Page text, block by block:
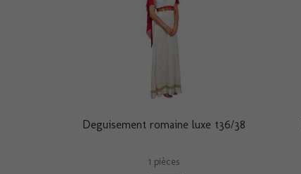
Deguisement romaine luxe t36/38
1 pièces